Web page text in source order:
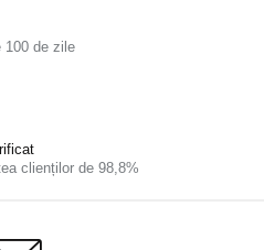
100 de zile
clienților de 98,8%